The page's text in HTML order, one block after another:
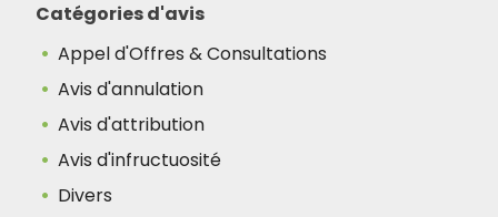
Catégories d'avis
Appel d'Offres & Consultations
Avis d'annulation
Avis d'attribution
Avis d'infructuosité
Divers